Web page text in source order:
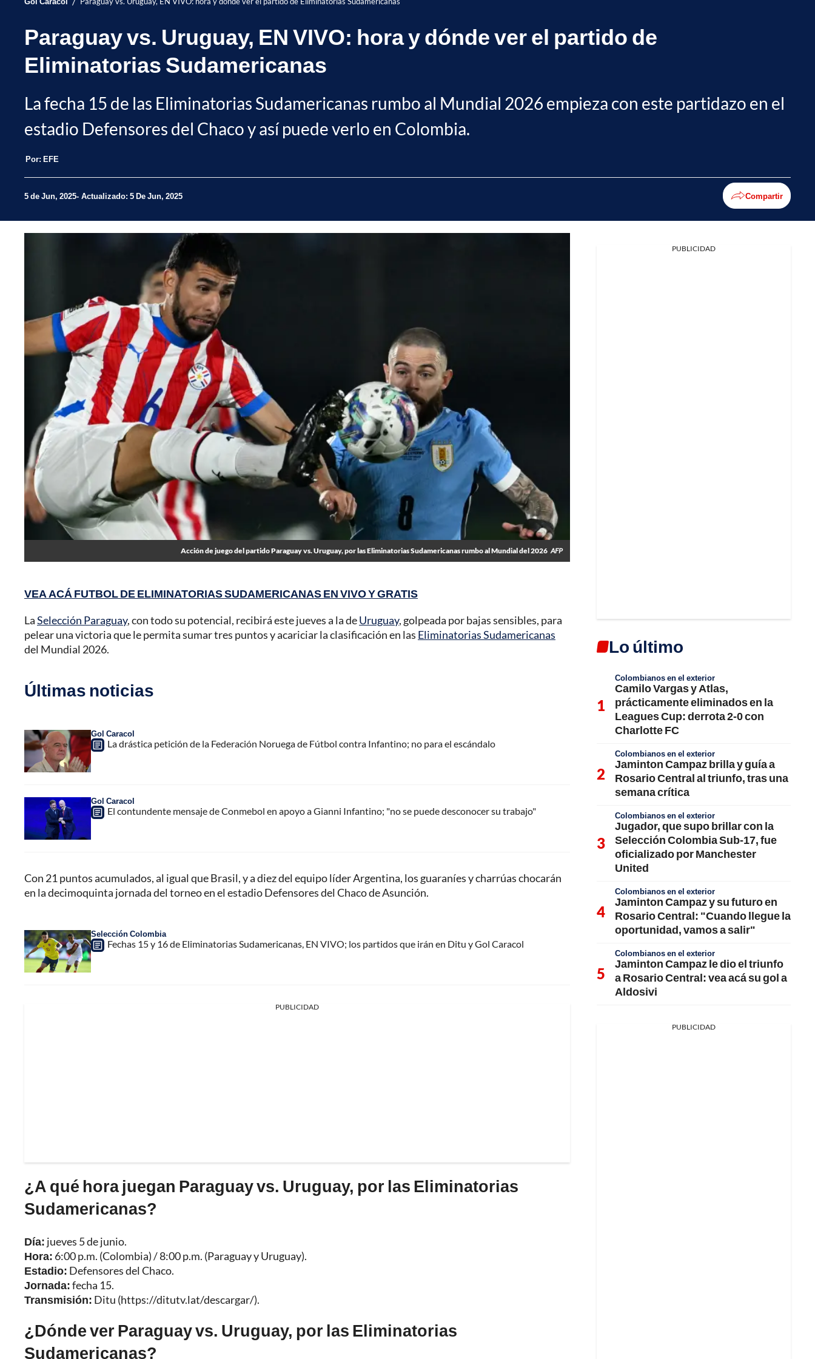
Paraguay vs. Uruguay, EN VIVO: hora y dónde ver el partido de
Eliminatorias Sudamericanas
La fecha 15 de las Eliminatorias Sudamericanas rumbo al Mundial 2026 empieza con este partidazo en el
estadio Defensores del Chaco y así puede verlo en Colombia.
Por: EFE
5 de Jun, 2025 Actualizado: 5 De Jun, 2025 Compartir
Acción de juego del partido Paraguay vs. Uruguay, por las Eliminatorias Sudamericanas rumbo al Mundial del 2026 AFP
VEA ACÁ FUTBOL DE ELIMINATORIAS SUDAMERICANAS EN VIVO Y GRATIS
LaSelección Paraguay, con todo su potencial, recibirá este jueves a la deUruguay, golpeada por bajas sensibles, para
pelear una victoria que le permita sumar tres puntos y acariciar la clasificación en las Eliminatorias Sudamericanas
del Mundial 2026.
Últimas noticias
Gol Caracol
La drástica petición de la Federación Noruega de Fútbol contra Infantino; no para el escándalo
Gol Caracol
El contundente mensaje de Conmebol en apoyo a Gianni Infantino; "no se puede desconocer su trabajo"
Con 21 puntos acumulados, al igual que Brasil, y a diez del equipo líder Argentina, los guaraníes y charrúas chocarán
en la decimoquinta jornada del torneo en el estadio Defensores del Chaco de Asunción.
Selección Colombia
Fechas 15 y 16 de Eliminatorias Sudamericanas, EN VIVO; los partidos que irán en Ditu y Gol Caracol
PUBLICIDAD
¿A qué hora juegan Paraguay vs. Uruguay, por las Eliminatorias
Sudamericanas?
Día: jueves 5 de junio.
Hora: 6:00 p.m. (Colombia) / 8:00 p.m. (Paraguay y Uruguay).
Estadio: Defensores del Chaco.
Jornada:fecha 15.
Transmisión: Ditu (https://ditutv.lat/descargar/).
¿Dónde ver Paraguay vs. Uruguay, por las Eliminatorias
Sudamericanas?
PUBLICIDAD
Lo último
Colombianos en el exterior
Camilo Vargas y Atlas,
prácticamente eliminados en la
Leagues Cup: derrota 2-0 con
Charlotte FC
Colombianos en el exterior
Jaminton Campaz brilla y guía a
Rosario Central al triunfo, tras una
semana crítica
Colombianos en el exterior
Jugador, que supo brillar con la
Selección Colombia Sub-17, fue
oficializado por Manchester
United
Colombianos en el exterior
Jaminton Campaz y su futuro en
Rosario Central: "Cuando llegue la
oportunidad, vamos a salir"
Colombianos en el exterior
Jaminton Campaz le dio el triunfo
a Rosario Central: vea acá su gol a
Aldosivi
PUBLICIDAD